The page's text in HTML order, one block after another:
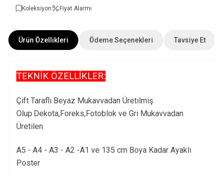
Koleksiyon Fiyat Alarmı
Ürün Özellikleri Ödeme Seçenekleri Tavsiye Et
TEKNİK ÖZELLİKLER:
Çift Taraflı Beyaz Mukavvadan Üretilmiş
Olup Dekota,Foreks,Fotoblok ve Gri Mukavvadan
Üretilen
A5 - A4 - A3 - A2 -A1 ve 135 cm Boya Kadar Ayaklı
Poster